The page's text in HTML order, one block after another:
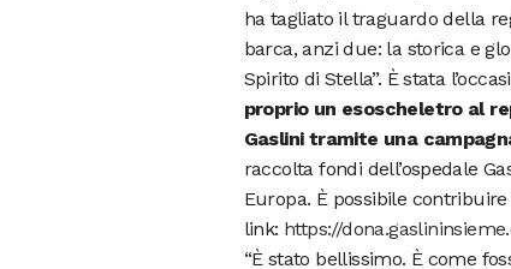
ha tagliato il traguardo della
barca, anzi due: la storica e
Spirito di Stella”. È stata
proprio un esoscheletro al
Gaslini tramite una
raccolta fondi dell’ospedale
Europa. È possibile
link: https://
“È stato bellissimo. È come